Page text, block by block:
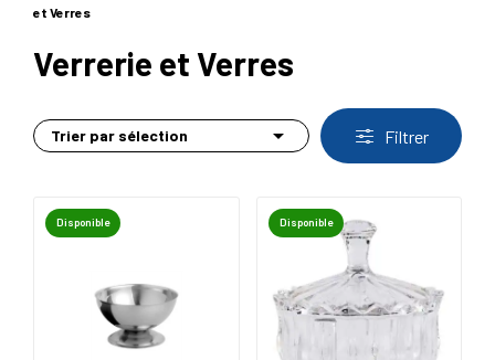
et Verres
Verrerie et Verres
Trier par sélection  Filtrer
Disponible Disponible